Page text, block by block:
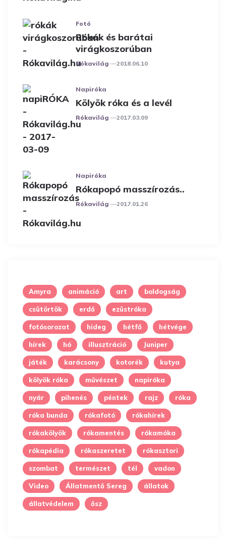
Fotó
Rókák és barátai
virágkoszorúban
Posted
Rókavilág 2018.06.10
Napiróka
Kölyök róka és a levél
Posted
Rókavilág 2017.03.09
Napiróka
Rókapopó masszírozás..
Posted
Rókavilág 2017.01.26
Amyra animáció art boldogság
csütörtök erdő ezüstróka
fotósorozat hideg hétfő hétvége
hírek hó illusztráció Juniper
játék karácsony kotorék kutya
kölyök róka művészet napiróka
nyár pihenés péntek rajz róka
róka bunda rókafotó rókahírek
rókakölyök rókamentés rókamóka
rókapédia rókaszeretet rókasztori
szombat természet tél vadon
Video Állatmentő Sereg állatok
állatvédelem ősz